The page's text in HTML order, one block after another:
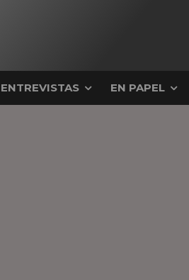
ENTREVISTAS EN PAPEL